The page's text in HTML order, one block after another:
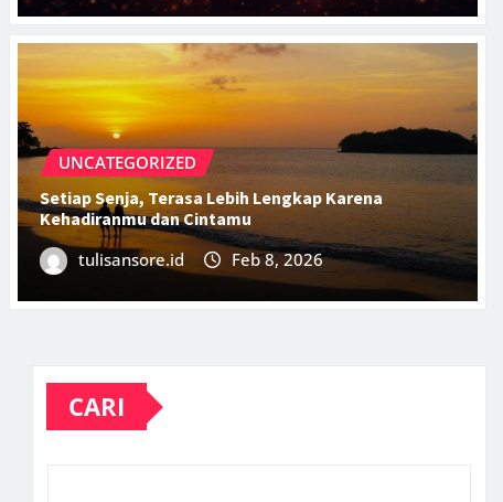
CATATAN HARIAN
CERITA SENJA
Setiap Senja Terasa
tulisansore.id Feb 11, 2026 0
UNCATEGORIZED
Setiap Senja, Terasa Lebih Lengkap Karena
Kehadiranmu dan Cintamu
tulisansore.id
Feb 8, 2026
CARI